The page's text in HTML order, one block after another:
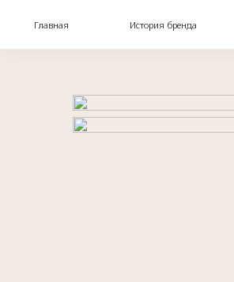
Главная История бренда